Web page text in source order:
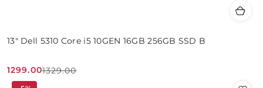
13" Dell 5310 Core i5 10GEN 16GB 256GB SSD B
Cena
1299.00
Cena
1329.00